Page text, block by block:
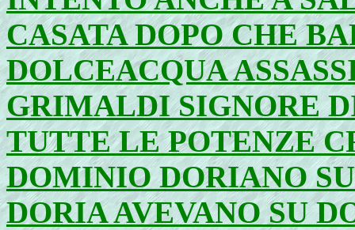
CASATA DOPO CHE
DOLCEACQUA
GRIMALDI SIGNORE
TUTTE LE POTENZE
DOMINIO DORIANO
DORIA AVEVANO SU